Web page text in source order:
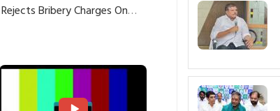
Rejects Bribery Charges On